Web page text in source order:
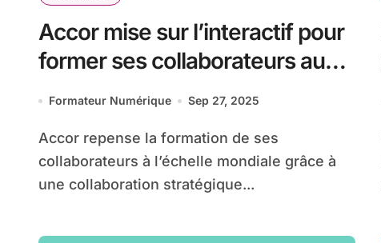
Accor mise sur l’interactif pour
former ses collaborateurs aux
règles opérationnelles du
Formateur Numérique Sep 27, 2025
Accor repense la formation de ses
collaborateurs à l’échelle mondiale grâce à
une collaboration stratégique...